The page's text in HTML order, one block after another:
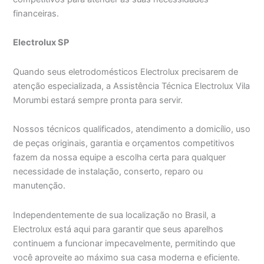
financeiras.
Electrolux SP
Quando seus eletrodomésticos Electrolux precisarem de
atenção especializada, a Assistência Técnica Electrolux Vila
Morumbi estará sempre pronta para servir.
Nossos técnicos qualificados, atendimento a domicílio, uso
de peças originais, garantia e orçamentos competitivos
fazem da nossa equipe a escolha certa para qualquer
necessidade de instalação, conserto, reparo ou
manutenção.
Independentemente de sua localização no Brasil, a
Electrolux está aqui para garantir que seus aparelhos
continuem a funcionar impecavelmente, permitindo que
você aproveite ao máximo sua casa moderna e eficiente.